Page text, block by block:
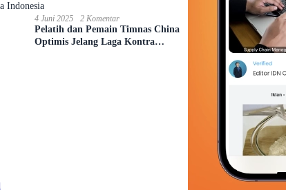
4 Juni 2025 2 Komentar
Pelatih dan Pemain Timnas China
Optimis Jelang Laga Kontra